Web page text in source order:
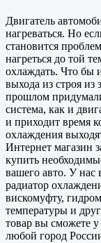
Двигатель
нагреваться. Но
становится
нагреться до той
охлаждать. Что бы
выхода из строя из
прошлом
система, как и
и приходит время
охлаждения
Интернет магазин
купить
вашего авто. У нас
радиатор
вискомуфту,
температуры и
товар вы сможете
любой город